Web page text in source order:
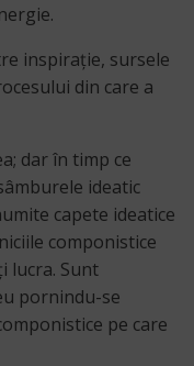
inspiraţie, sursele
din care a
dar în timp ce
ideatic
capete ideatice
componistice
lucra. Sunt
pornindu-se
pe care